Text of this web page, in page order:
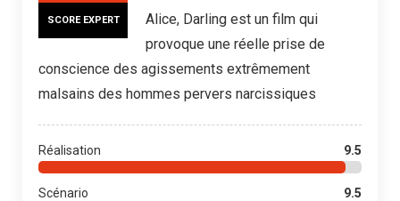
SCORE EXPERT
Alice, Darling est un film qui
provoque une réelle prise de
conscience des agissements extrêmement
malsains des hommes pervers narcissiques
Réalisation 9.5
Scénario 9.5